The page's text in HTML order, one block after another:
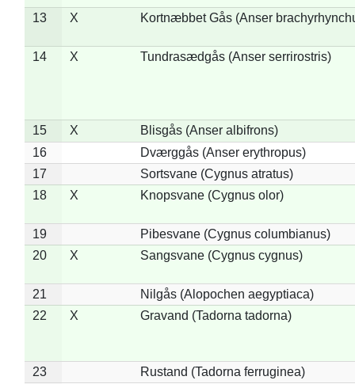
13 X Kortnæbbet Gås (Anser
14 X Tundrasædgås (Anser serrirostris)
15 X
Blisgås (Anser albifrons)
16
Dværggås (Anser erythropus)
17
Sortsvane (Cygnus atratus)
18
X Knopsvane (Cygnus olor)
19
Pibesvane (Cygnus columbianus)
20
X Sangsvane (Cygnus cygnus)
21
Nilgås (Alopochen aegyptiaca)
22
X Gravand (Tadorna tadorna)
23
Rustand (Tadorna ferruginea)